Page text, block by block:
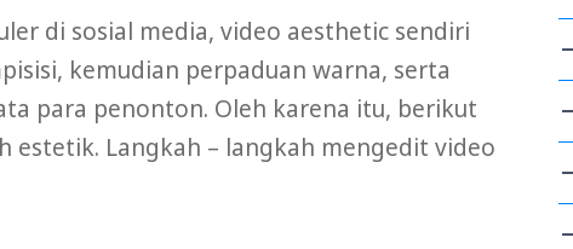
di sosial media, video aesthetic sendiri
kemudian perpaduan warna, serta
para penonton. Oleh karena itu, berikut
estetik. Langkah – langkah mengedit video